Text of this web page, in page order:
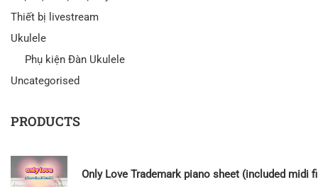
Thiết bị livestream
Ukulele
Phụ kiện Đàn Ukulele
Uncategorised
PRODUCTS
Only Love Trademark piano sheet (included midi